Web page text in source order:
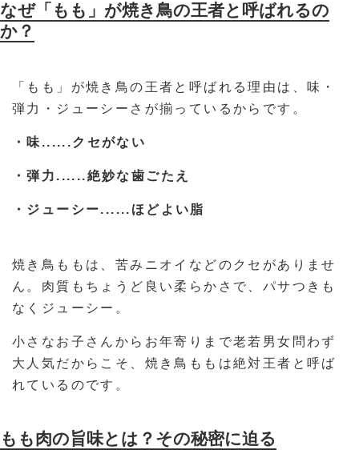
なぜ「もも」が焼き鳥の王者と呼ばれるの
か？
「もも」が焼き鳥の王者と呼ばれる理由は、味・
弾力・ジューシーさが揃っているからです。
・味......クセがない
・弾力......絶妙な歯ごたえ
・ジューシー......ほどよい脂
焼き鳥ももは、苦みニオイなどのクセがありませ
ん。肉質もちょうど良い柔らかさで、パサつきも
なくジューシー。
小さなお子さんからお年寄りまで老若男女問わず
大人気だからこそ、焼き鳥ももは絶対王者と呼ば
れているのです。
もも肉の旨味とは？その秘密に迫る